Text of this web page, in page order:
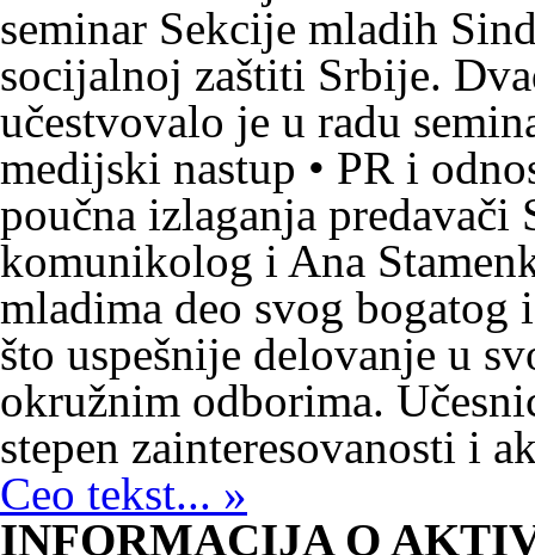
seminar Sekcije mladih
socijalnoj zaštiti Srbije.
učestvovalo je u radu
medijski nastup • PR i
poučna izlaganja
komunikolog i Ana
mladima deo svog
što uspešnije delovanje u
okružnim odborima.
stepen zainteresovanosti i
Ceo tekst... »
INFORMACIJA O